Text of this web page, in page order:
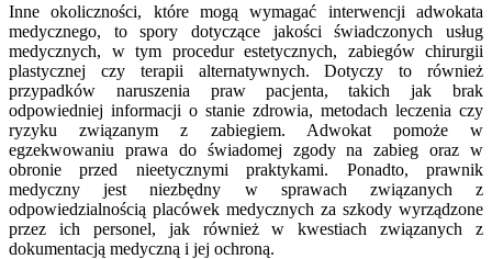
Inne okoliczności, które mogą wymagać interwencji adwokata
medycznego, to spory dotyczące jakości świadczonych usług
medycznych, w tym procedur estetycznych, zabiegów chirurgii
plastycznej czy terapii alternatywnych. Dotyczy to również
przypadków naruszenia praw pacjenta, takich jak brak
odpowiedniej informacji o stanie zdrowia, metodach leczenia czy
ryzyku związanym z zabiegiem. Adwokat pomoże w
egzekwowaniu prawa do świadomej zgody na zabieg oraz w
obronie przed nieetycznymi praktykami. Ponadto, prawnik
medyczny jest niezbędny w sprawach związanych z
odpowiedzialnością placówek medycznych za szkody wyrządzone
przez ich personel, jak również w kwestiach związanych z
dokumentacją medyczną i jej ochroną.